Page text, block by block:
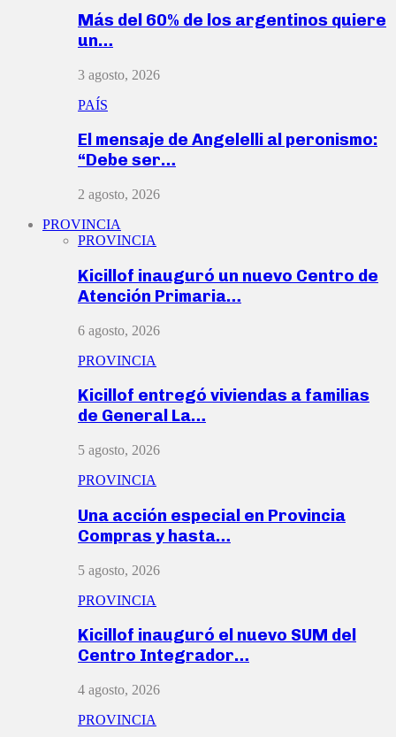
Más del 60% de los argentinos quiere
un…
3 agosto, 2026
PAÍS
El mensaje de Angelelli al peronismo:
“Debe ser…
2 agosto, 2026
PROVINCIA
PROVINCIA
Kicillof inauguró un nuevo Centro de
Atención Primaria…
6 agosto, 2026
PROVINCIA
Kicillof entregó viviendas a familias
de General La…
5 agosto, 2026
PROVINCIA
Una acción especial en Provincia
Compras y hasta…
5 agosto, 2026
PROVINCIA
Kicillof inauguró el nuevo SUM del
Centro Integrador…
4 agosto, 2026
PROVINCIA